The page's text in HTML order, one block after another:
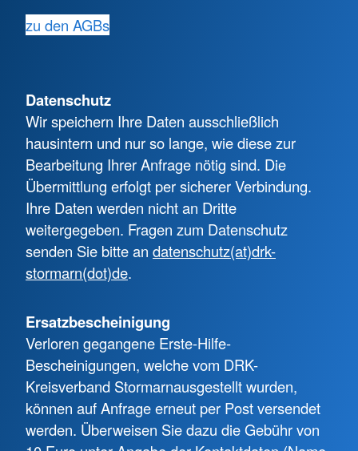
zu den AGBs
Datenschutz
Wir speichern Ihre Daten ausschließlich
hausintern und nur so lange, wie diese zur
Bearbeitung Ihrer Anfrage nötig sind. Die
Übermittlung erfolgt per sicherer Verbindung.
Ihre Daten werden nicht an Dritte
weitergegeben. Fragen zum Datenschutz
senden Sie bitte an datenschutz(at)drk-
stormarn(dot)de.
Ersatzbescheinigung
Verloren gegangene Erste-Hilfe-
Bescheinigungen, welche vom DRK-
Kreisverband Stormarnausgestellt wurden,
können auf Anfrage erneut per Post versendet
werden. Überweisen Sie dazu die Gebühr von